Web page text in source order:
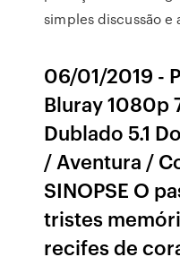
simples discussão e
06/01/2019 -
Bluray 1080p
Dublado 5.1
/ Aventura /
SINOPSE O
tristes
recifes de